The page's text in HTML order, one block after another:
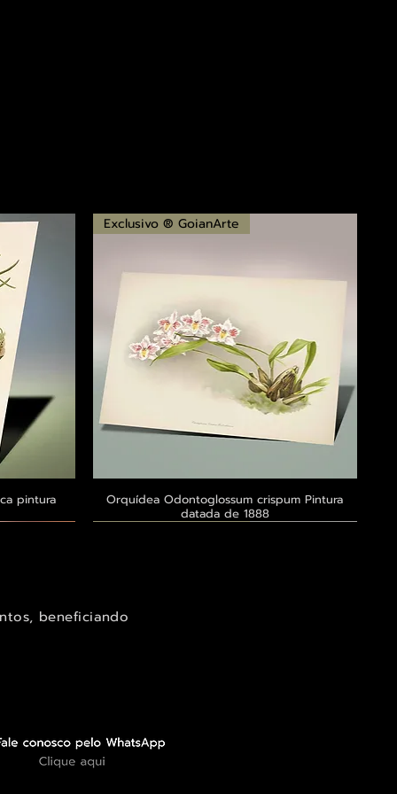
pintura Visualização rápida
Exclusivo ® GoianArte
Orquídea Odontoglossum crispum Pintura
datada de 1888
beneficiando